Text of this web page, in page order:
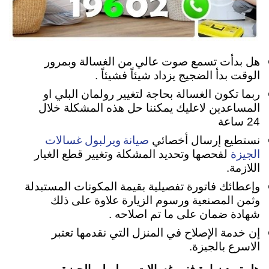
هل بدأت تسمع صوت عالي من الغسالة وبمرور
الوقت بدأ الضجيج يزداد شيئاً فشيئاً .
ربما تكون الغسالة بحاجة لتغيير رولمان البلي او
المساعدين لاعليك يمكننا حل هذه المشكلة خلال
24 ساعة
نستطيع إرسال أخصائي صيانة ويرلبول غسالات
الجيزة لفحصها وتحديد المشكلة وتغيير قطع الغيار
اللازمة.
وإعطائك فاتورة تفصيلية بقيمة المكونات المستبدلة
وثمن المصنعية ورسوم الزيارة علاوة على ذلك
شهادة ضمان على ما تم اصلاحه .
إن خدمة الإصلاح في المنزل التي نقدمها تعتبر
الاسرع بالجيزة.